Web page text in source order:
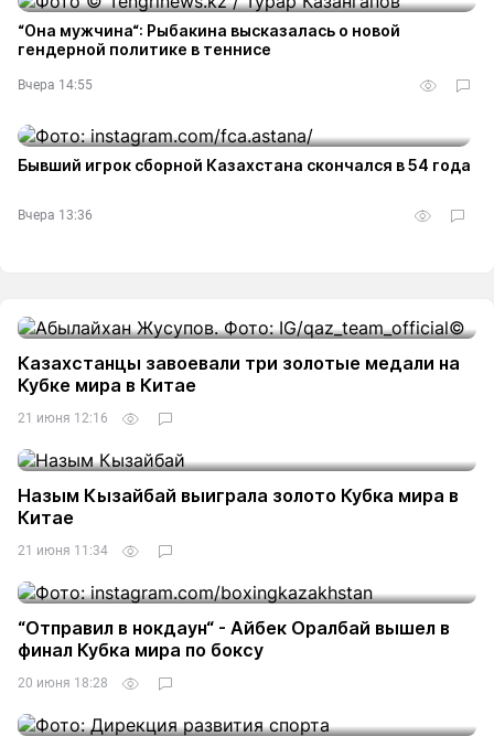
“Она мужчина“: Рыбакина высказалась о новой
гендерной политике в теннисе
Вчера 14:55
Бывший игрок сборной Казахстана скончался в 54 года
Вчера 13:36
Казахстанцы завоевали три золотые медали на
Кубке мира в Китае
21 июня 12:16
Назым Кызайбай выиграла золото Кубка мира в
Китае
21 июня 11:34
“Отправил в нокдаун“ - Айбек Оралбай вышел в
финал Кубка мира по боксу
20 июня 18:28